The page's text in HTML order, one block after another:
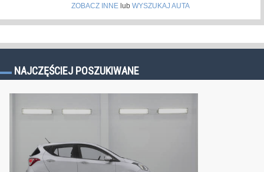
ZOBACZ INNElub WYSZUKAJ AUTA
NAJCZĘŚCIEJ POSZUKIWANE